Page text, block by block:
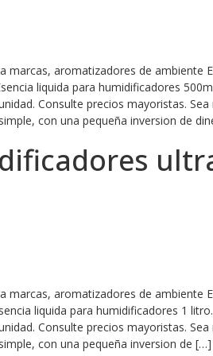
marcas, aromatizadores de ambiente
liquida para humidificadores
Consulte precios mayoristas.
con una pequeña inversion de
marcas, aromatizadores de ambiente
liquida para humidificadores 1
Consulte precios mayoristas.
con una pequeña inversion de […]